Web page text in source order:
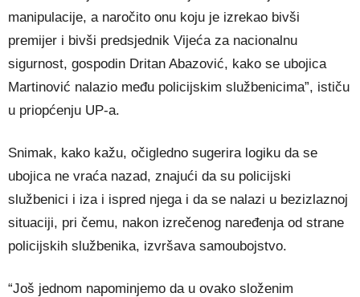
manipulacije, a naročito onu koju je izrekao bivši
premijer i bivši predsjednik Vijeća za nacionalnu
sigurnost, gospodin Dritan Abazović, kako se ubojica
Martinović nalazio među policijskim službenicima”, ističu
u priopćenju UP-a.
Snimak, kako kažu, očigledno sugerira logiku da se
ubojica ne vraća nazad, znajući da su policijski
službenici i iza i ispred njega i da se nalazi u bezizlaznoj
situaciji, pri čemu, nakon izrečenog naređenja od strane
policijskih službenika, izvršava samoubojstvo.
“Još jednom napominjemo da u ovako složenim